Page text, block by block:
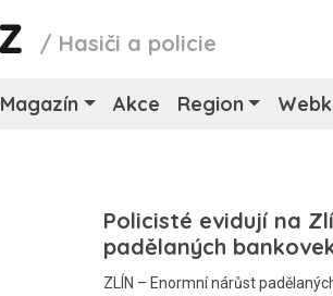
/ Hasiči a policie
Magazín Akce Region
Policisté evidují na
padělaných
ZLÍN – Enormní nárůst